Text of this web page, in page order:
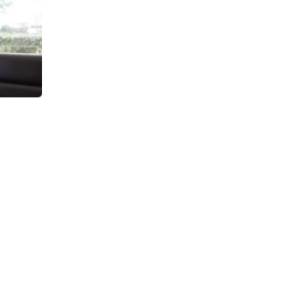
をこらえ、彼らにいい顔をし
なかったのです。もっとひど
の当局の主任たちに付き添っ
酒と不規則な睡眠パターンの